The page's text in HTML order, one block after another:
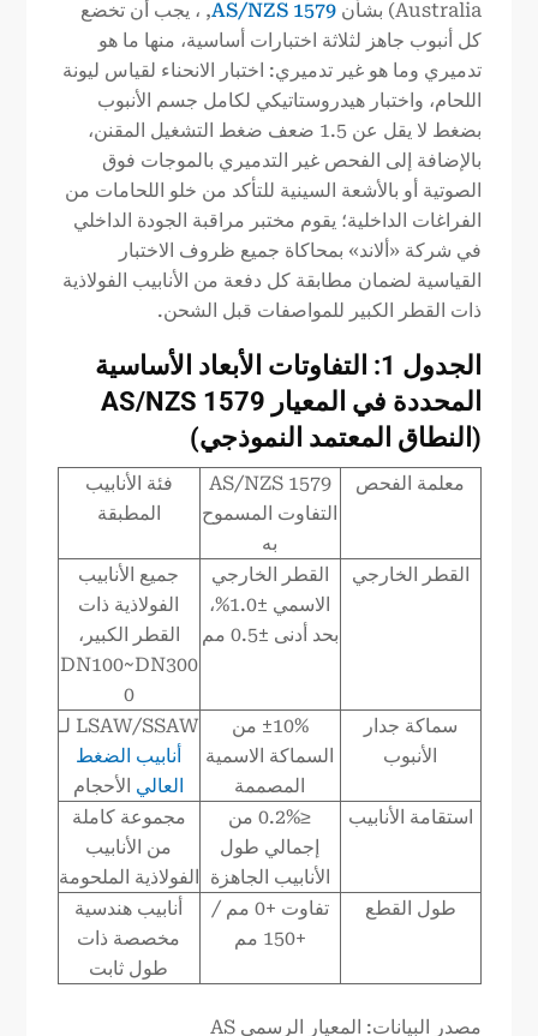
Australia) بشأن AS/NZS 1579, ، يجب أن تخضع
كل أنبوب جاهز لثلاثة اختبارات أساسية، منها ما هو
تدميري وما هو غير تدميري: اختبار الانحناء لقياس ليونة
اللحام، واختبار هيدروستاتيكي لكامل جسم الأنبوب
بضغط لا يقل عن 1.5 ضعف ضغط التشغيل المقنن،
بالإضافة إلى الفحص غير التدميري بالموجات فوق
الصوتية أو بالأشعة السينية للتأكد من خلو اللحامات من
الفراغات الداخلية؛ يقوم مختبر مراقبة الجودة الداخلي
في شركة «ألاند» بمحاكاة جميع ظروف الاختبار
القياسية لضمان مطابقة كل دفعة من الأنابيب الفولاذية
ذات القطر الكبير للمواصفات قبل الشحن.
الجدول 1: التفاوتات الأبعاد الأساسية
المحددة في المعيار AS/NZS 1579
(النطاق المعتمد النموذجي)
معلمة الفحص
AS/NZS 1579
التفاوت المسموح
به
فئة الأنابيب
المطبقة
القطر الخارجي
القطر الخارجي
الاسمي ±1.0%،
بحد أدنى ±0.5 مم
جميع الأنابيب
الفولاذية ذات
القطر الكبير،
DN100~DN300
0
سماكة جدار
الأنبوب
±10% من
السماكة الاسمية
المصممة
LSAW/SSAW لـ
أنابيب الضغط
العالي الأحجام
استقامة الأنابيب
≤0.2% من
إجمالي طول
الأنابيب الجاهزة
مجموعة كاملة
من الأنابيب
الفولاذية الملحومة
طول القطع
تفاوت +0 مم /
+150 مم
أنابيب هندسية
مخصصة ذات
طول ثابت
مصدر البيانات: المعيار الرسمي AS